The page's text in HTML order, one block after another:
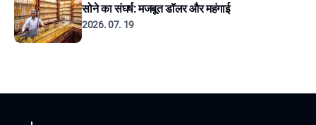
सोने का संघर्ष: मजबूत डॉलर और महंगाई
2026. 07. 19